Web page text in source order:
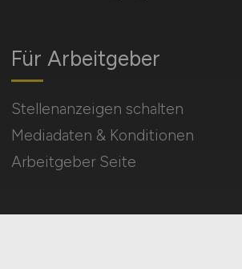
Für Arbeitgeber
Stellenanzeigen schalten
Mediadaten & Konditionen
Arbeitgeber Seite